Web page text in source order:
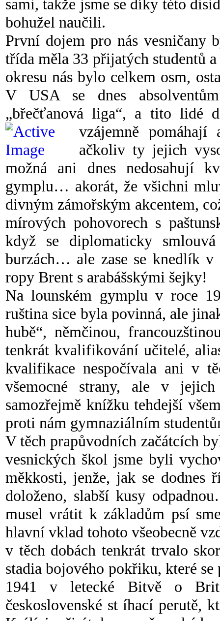
sami, takže jsme se díky této
bohužel naučili.
První dojem pro nás vesničany
třída měla 33 přijatých studentů
okresu nás bylo celkem osm,
V USA se dnes
„břečťanová liga“, a tito lidé
vzájemně
ačkoliv ty jejich
možná ani dnes nedosahují
gymplu… akorát, že všichni
divným zámořským akcentem,
mírových pohovorech s
když se diplomaticky
burzách… ale zase se knedlík v
ropy Brent s arabášskými šejky!
Na lounském gymplu v roce
ruština sice byla povinná, ale
hubě“, němčinou,
tenkrát kvalifikování učitelé,
kvalifikace nespočívala ani v
všemocné strany, ale v
samozřejmě knížku tehdejší
proti nám gymnaziálním
V těch prapůvodních začátcích
vesnických škol jsme byli
měkkosti, jenže, jak se
doloženo, slabší kusy
musel vrátit k základům psí
hlavní vklad tohoto všeobecně
v těch dobách tenkrát trvalo
stadia bojového pokřiku, které
1941 v letecké Bitvě o
československé st íhací perutě,